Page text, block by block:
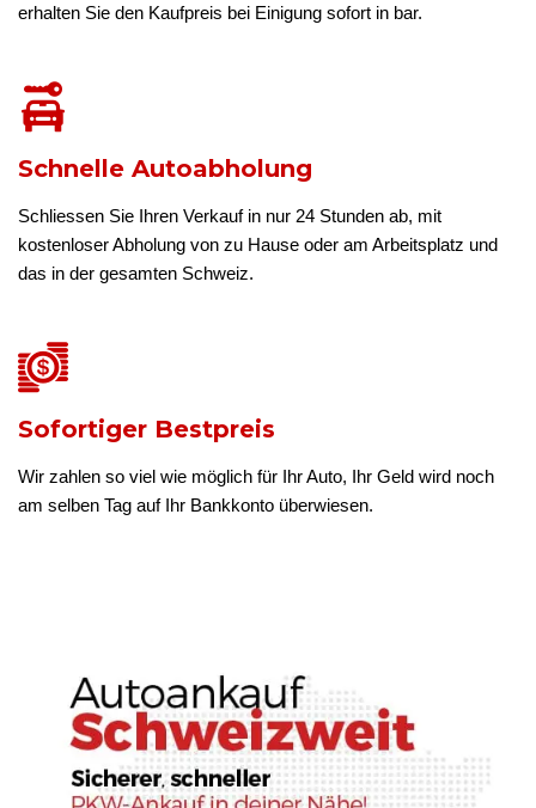
erhalten Sie den Kaufpreis bei Einigung sofort in bar.
Schnelle Autoabholung
Schliessen Sie Ihren Verkauf in nur 24 Stunden ab, mit
kostenloser Abholung von zu Hause oder am Arbeitsplatz und
das in der gesamten Schweiz.
Sofortiger Bestpreis
Wir zahlen so viel wie möglich für Ihr Auto, Ihr Geld wird noch
am selben Tag auf Ihr Bankkonto überwiesen.